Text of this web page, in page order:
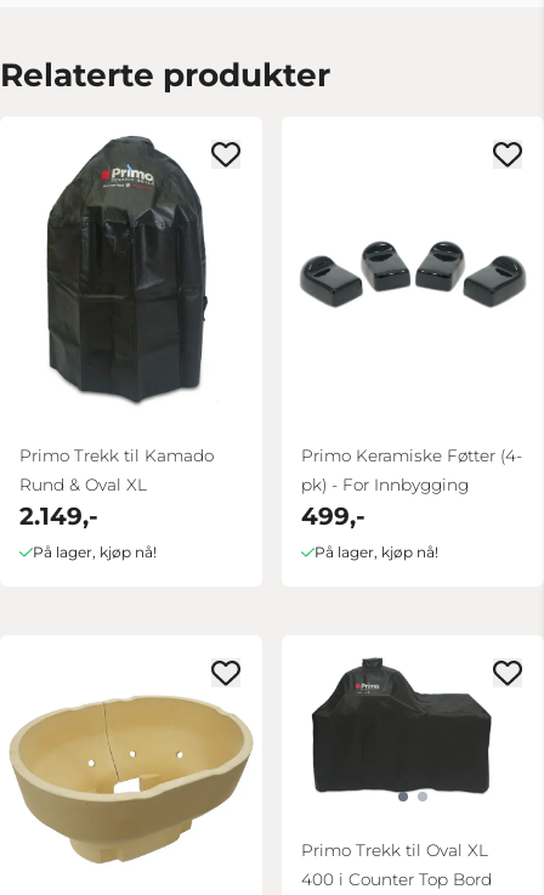
Relaterte produkter
Primo Trekk til Kamado
Rund & Oval XL
2.149,-
På lager, kjøp nå!
Primo Keramiske Føtter (4-
pk) - For Innbygging
499,-
På lager, kjøp nå!
Primo Trekk til Oval XL
400 i Counter Top Bord